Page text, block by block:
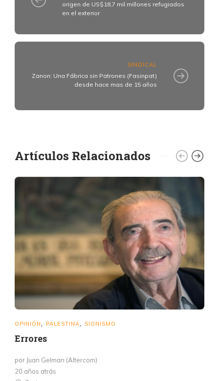
origen de US$18,7 mil millones refugiados
en el exterior
SINDICAL
Zanon: Una Fábrica sin Patrones (Fasinpat)
desde hace mas de 15 años
Artículos Relacionados
OPINIÓN PALESTINA SIONISMO
Errores
por Juan Gelman (Altercom)
20 años atrás